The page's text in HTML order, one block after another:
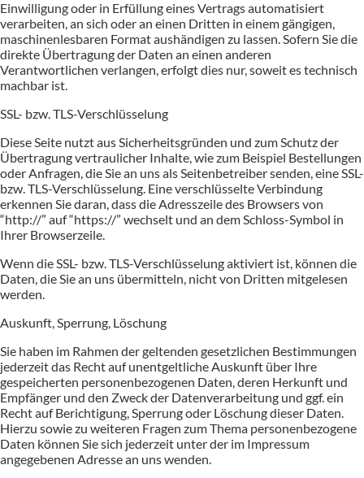
Einwilligung oder in Erfüllung eines Vertrags automatisiert
verarbeiten, an sich oder an einen Dritten in einem gängigen,
maschinenlesbaren Format aushändigen zu lassen. Sofern Sie die
direkte Übertragung der Daten an einen anderen
Verantwortlichen verlangen, erfolgt dies nur, soweit es technisch
machbar ist.
SSL- bzw. TLS-Verschlüsselung
Diese Seite nutzt aus Sicherheitsgründen und zum Schutz der
Übertragung vertraulicher Inhalte, wie zum Beispiel Bestellungen
oder Anfragen, die Sie an uns als Seitenbetreiber senden, eine SSL-
bzw. TLS-Verschlüsselung. Eine verschlüsselte Verbindung
erkennen Sie daran, dass die Adresszeile des Browsers von
“http://” auf “https://” wechselt und an dem Schloss-Symbol in
Ihrer Browserzeile.
Wenn die SSL- bzw. TLS-Verschlüsselung aktiviert ist, können die
Daten, die Sie an uns übermitteln, nicht von Dritten mitgelesen
werden.
Auskunft, Sperrung, Löschung
Sie haben im Rahmen der geltenden gesetzlichen Bestimmungen
jederzeit das Recht auf unentgeltliche Auskunft über Ihre
gespeicherten personenbezogenen Daten, deren Herkunft und
Empfänger und den Zweck der Datenverarbeitung und ggf. ein
Recht auf Berichtigung, Sperrung oder Löschung dieser Daten.
Hierzu sowie zu weiteren Fragen zum Thema personenbezogene
Daten können Sie sich jederzeit unter der im Impressum
angegebenen Adresse an uns wenden.